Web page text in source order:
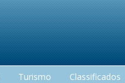
Turismo Classificados